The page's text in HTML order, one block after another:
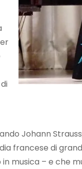
Johann
francese di
musica – e che